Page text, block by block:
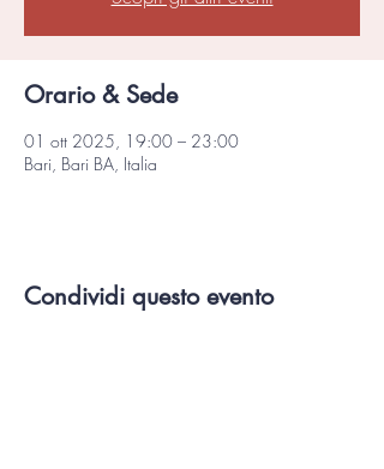
Orario & Sede
01 ott 2025, 19:00 – 23:00
Bari, Bari BA, Italia
Condividi questo evento